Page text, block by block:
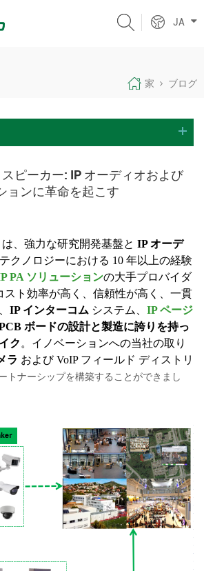
JA
家 ブログ
ピーカー: IP オーディオおよび
ョンに革命を起こす
は、強力な研究開発基盤と IP オーデ
クノロジーにおける 10 年以上の経験
PA ソリューションの大手プロバイダ
スト効率が高く、信頼性が高く、一貫
IP インターコム システム、 IP ページ
ボードの設計と製造に誇りを持っ
ク 。イノベーションへの当社の取り
ラ および VoIP フィールド ディストリ
トナーシップを構築することができまし